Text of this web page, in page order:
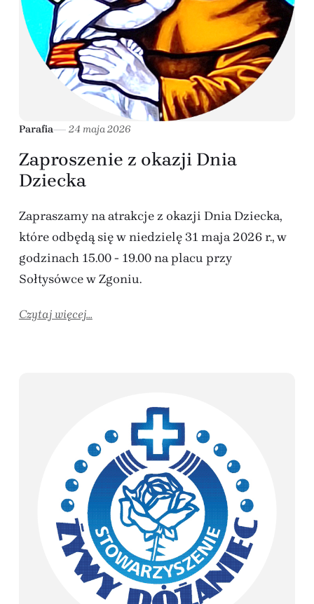
Parafia 24 maja 2026
Zaproszenie z okazji Dnia
Dziecka
Zapraszamy na atrakcje z okazji Dnia Dziecka,
które odbędą się w niedzielę 31 maja 2026 r., w
godzinach 15.00 - 19.00 na placu przy
Sołtysówce w Zgoniu.
Czytaj więcej...